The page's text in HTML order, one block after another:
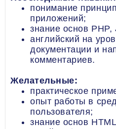
понимание
приложений;
знание основ
английский на
документации и
комментариев.
Желательные:
практическое
опыт работы в
пользователя;
знание основ